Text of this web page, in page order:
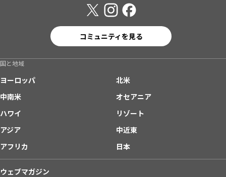
コミュニティを見る
国と地域
ヨーロッパ
北米
中南米
オセアニア
ハワイ
リゾート
アジア
中近東
アフリカ
日本
ウェブマガジン